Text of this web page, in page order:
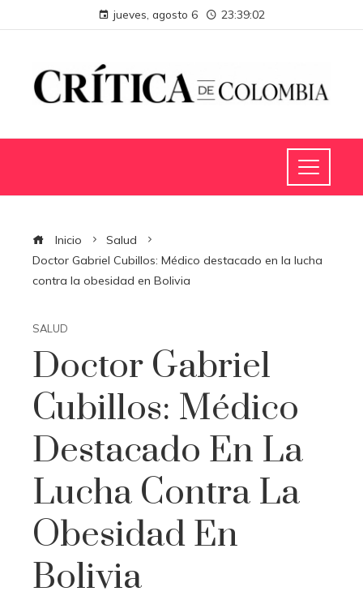
jueves, agosto 6 23:39:03
Inicio
Salud
Doctor Gabriel Cubillos: Médico destacado en la lucha
contra la obesidad en Bolivia
SALUD
Doctor Gabriel
Cubillos: Médico
Destacado En La
Lucha Contra La
Obesidad En
Bolivia